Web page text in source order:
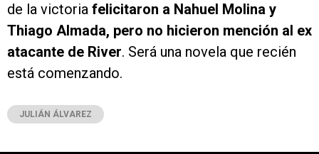
de la victoria felicitaron a Nahuel Molina y
Thiago Almada, pero no hicieron mención al ex
atacante de River. Será una novela que recién
está comenzando.
JULIÁN ÁLVAREZ